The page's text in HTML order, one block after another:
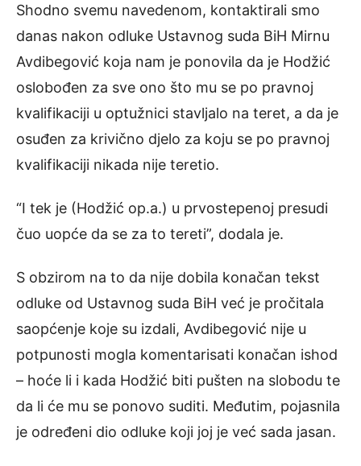
Shodno svemu navedenom, kontaktirali smo
danas nakon odluke Ustavnog suda BiH Mirnu
Avdibegović koja nam je ponovila da je Hodžić
oslobođen za sve ono što mu se po pravnoj
kvalifikaciji u optužnici stavljalo na teret, a da je
osuđen za krivično djelo za koju se po pravnoj
kvalifikaciji nikada nije teretio.
“I tek je (Hodžić op.a.) u prvostepenoj presudi
čuo uopće da se za to tereti”, dodala je.
S obzirom na to da nije dobila konačan tekst
odluke od Ustavnog suda BiH već je pročitala
saopćenje koje su izdali, Avdibegović nije u
potpunosti mogla komentarisati konačan ishod
– hoće li i kada Hodžić biti pušten na slobodu te
da li će mu se ponovo suditi. Međutim, pojasnila
je određeni dio odluke koji joj je već sada jasan.